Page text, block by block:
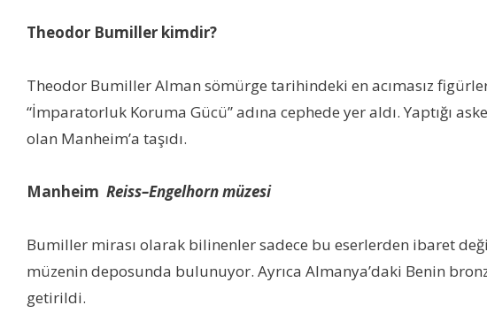
Theodor Bumiller kimdir?
Theodor Bumiller Alman sömürge tarihindeki en acımasız
“İmparatorluk Koruma Gücü” adına cephede yer aldı. Yaptığı
olan Manheim’a taşıdı.
Manheim Reiss–Engelhorn müzesi
Bumiller mirası olarak bilinenler sadece bu eserlerden ibaret
müzenin deposunda bulunuyor. Ayrıca Almanya’daki Benin
getirildi.